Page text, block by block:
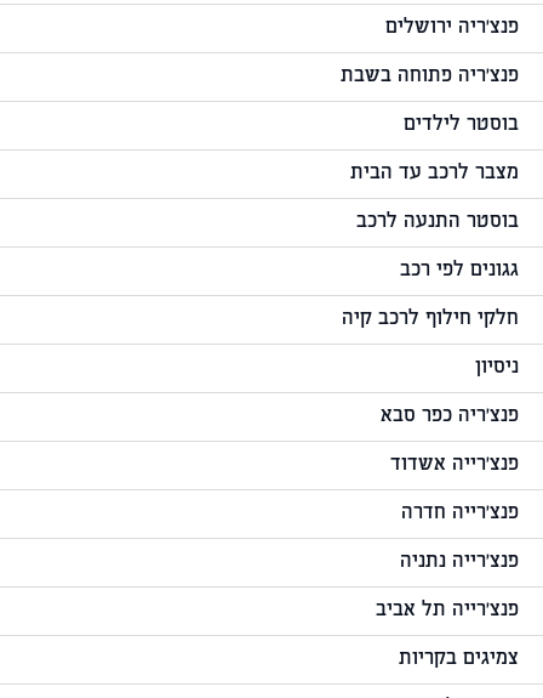
פנצ'ריה ירושלים
פנצ'ריה פתוחה בשבת
בוסטר לילדים
מצבר לרכב עד הבית
בוסטר התנעה לרכב
גגונים לפי רכב
חלקי חילוף לרכב קיה
ניסיון
פנצ'ריה כפר סבא
פנצ'רייה אשדוד
פנצ'רייה חדרה
פנצ'רייה נתניה
פנצ'רייה תל אביב
צמיגים בקריות